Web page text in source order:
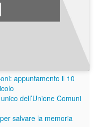
appuntamento il 10
dell’Unione Comuni
salvare la memoria